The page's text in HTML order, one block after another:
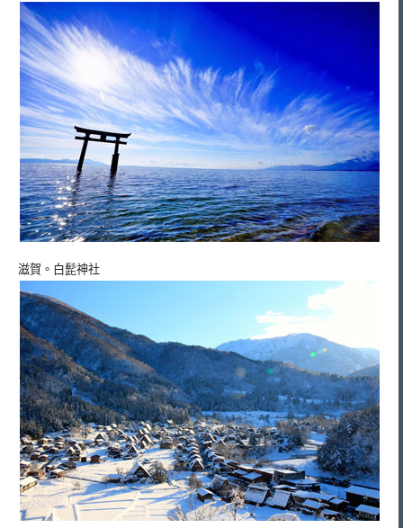
滋賀。白髭神社